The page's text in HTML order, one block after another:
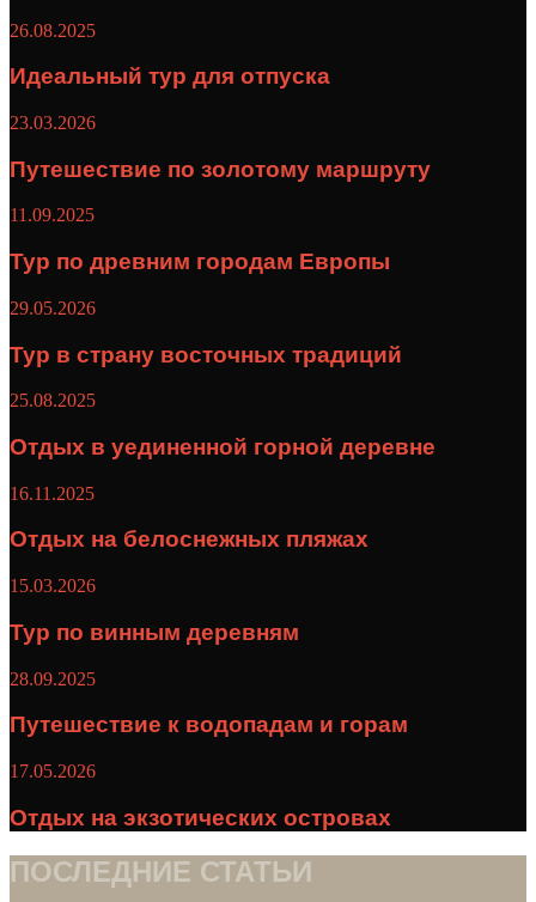
26.08.2025
Идеальный тур для отпуска
23.03.2026
Путешествие по золотому маршруту
11.09.2025
Тур по древним городам Европы
29.05.2026
Тур в страну восточных традиций
25.08.2025
Отдых в уединенной горной деревне
16.11.2025
Отдых на белоснежных пляжах
15.03.2026
Тур по винным деревням
28.09.2025
Путешествие к водопадам и горам
17.05.2026
Отдых на экзотических островах
ПОСЛЕДНИЕ СТАТЬИ